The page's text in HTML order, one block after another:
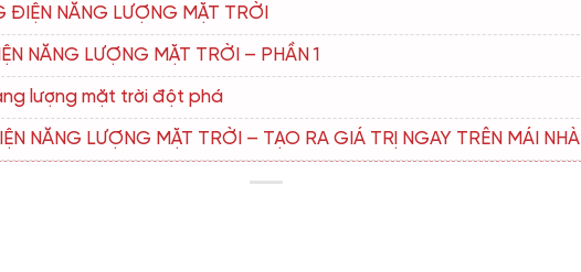
ĐIỆN NĂNG LƯỢNG MẶT TRỜI
NĂNG LƯỢNG MẶT TRỜI – PHẦN 1
lượng mặt trời đột phá
NĂNG LƯỢNG MẶT TRỜI – TẠO RA GIÁ TRỊ NGAY TRÊN MÁI NHÀ